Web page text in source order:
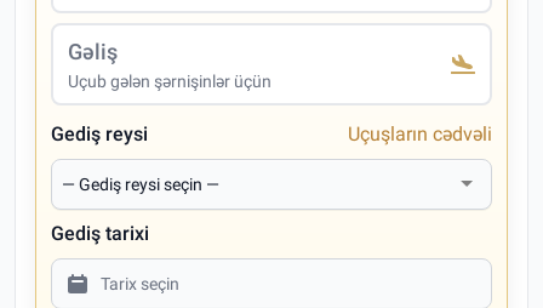
Gəliş
Uçub gələn şərnişinlər üçün
Gediş reysi Uçuşların cədvəli
Gediş tarixi